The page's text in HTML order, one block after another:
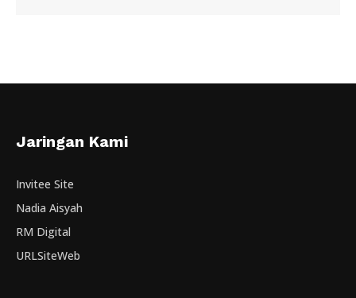
Jaringan Kami
Invitee Site
Nadia Aisyah
RM Digital
URLSiteWeb